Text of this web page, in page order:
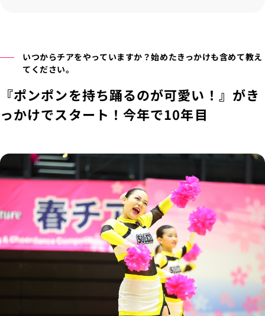
いつからチアをやっていますか？始めたきっかけも含めて教え
てください。
『ポンポンを持ち踊るのが可愛い！』がき
っかけでスタート！今年で10年目